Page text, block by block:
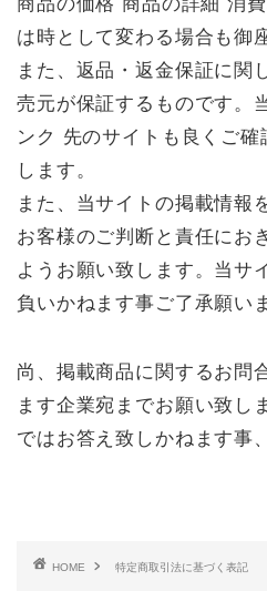
は時として変わる場合も御
また、返品・返金保証に関
売元が保証するものです。
ンク 先のサイトも良くご
します。
また、当サイトの掲載情報
お客様のご判断と責任にお
ようお願い致します。当サ
負いかねます事ご了承願い
尚、掲載商品に関するお問
ます企業宛までお願い致し
ではお答え致しかねます事
HOME 特定商取引法に基づく表記
ウ
豆知識